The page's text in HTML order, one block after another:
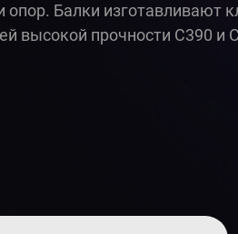
Балки изготавливают
высокой прочности С390 и